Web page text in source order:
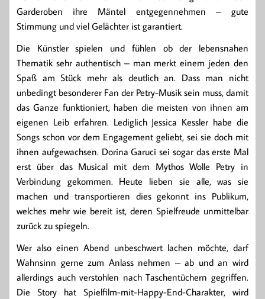
Garderoben ihre Mäntel entgegennehmen – gute
Stimmung und viel Gelächter ist garantiert.
Die Künstler spielen und fühlen ob der lebensnahen
Thematik sehr authentisch – man merkt einem jeden den
Spaß am Stück mehr als deutlich an. Dass man nicht
unbedingt besonderer Fan der Petry-Musik sein muss, damit
das Ganze funktioniert, haben die meisten von ihnen am
eigenen Leib erfahren. Lediglich Jessica Kessler habe die
Songs schon vor dem Engagement geliebt, sei sie doch mit
ihnen aufgewachsen. Dorina Garuci sei sogar das erste Mal
erst über das Musical mit dem Mythos Wolle Petry in
Verbindung gekommen. Heute lieben sie alle, was sie
machen und transportieren dies gekonnt ins Publikum,
welches mehr wie bereit ist, deren Spielfreude unmittelbar
zurück zu spiegeln.
Wer also einen Abend unbeschwert lachen möchte, darf
Wahnsinn gerne zum Anlass nehmen – ab und an wird
allerdings auch verstohlen nach Taschentüchern gegriffen.
Die Story hat Spielfilm-mit-Happy-End-Charakter, wird